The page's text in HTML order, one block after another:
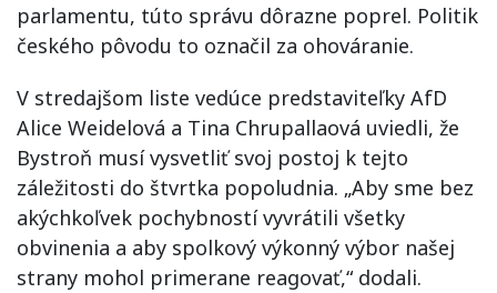
parlamentu, túto správu dôrazne poprel. Politik
českého pôvodu to označil za ohováranie.
V stredajšom liste vedúce predstaviteľky AfD
Alice Weidelová a Tina Chrupallaová uviedli, že
Bystroň musí vysvetliť svoj postoj k tejto
záležitosti do štvrtka popoludnia. „Aby sme bez
akýchkoľvek pochybností vyvrátili všetky
obvinenia a aby spolkový výkonný výbor našej
strany mohol primerane reagovať,“ dodali.